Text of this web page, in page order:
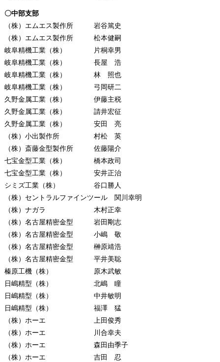
〇中部支部
（株）エムエス製作所 岩谷篤史
（株）エムエス製作所 松本健嗣
岐阜精機工業（株） 片桐幸男
岐阜精機工業（株） 長屋 浩
岐阜精機工業（株） 林 照也
岐阜精機工業（株） 弓岡研二
久野金属工業（株） 伊藤主税
久野金属工業（株） 請井宏征
久野金属工業（株） 安田 亮
（株）小出製作所 村松 英
（株）斎藤金型製作所 佐藤陽介
七宝金型工業（株） 橋本政司
七宝金型工業（株） 安井正治
シミズ工業（株） 谷口勝人
（株）セントラルファインツール 関川幸明
（株）ナガラ 木村正幸
（株）名古屋精密金型 岩田剛志
（株）名古屋精密金型 小嶋 敬
（株）名古屋精密金型 榊原靖浩
（株）名古屋精密金型 平井美聡
榛原工機（株） 原木武敏
日嶋精型（株） 北嶋 瞳
日嶋精型（株） 中井敏明
日嶋精型（株） 福澤 猛
（株）ホーエ 上田俊秀
（株）ホーエ 川合幸夫
（株）ホーエ 森田由季子
（株）ホーエ 吉田 忍